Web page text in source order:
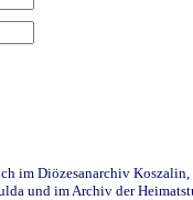
im Diözesanarchiv
und im Archiv der